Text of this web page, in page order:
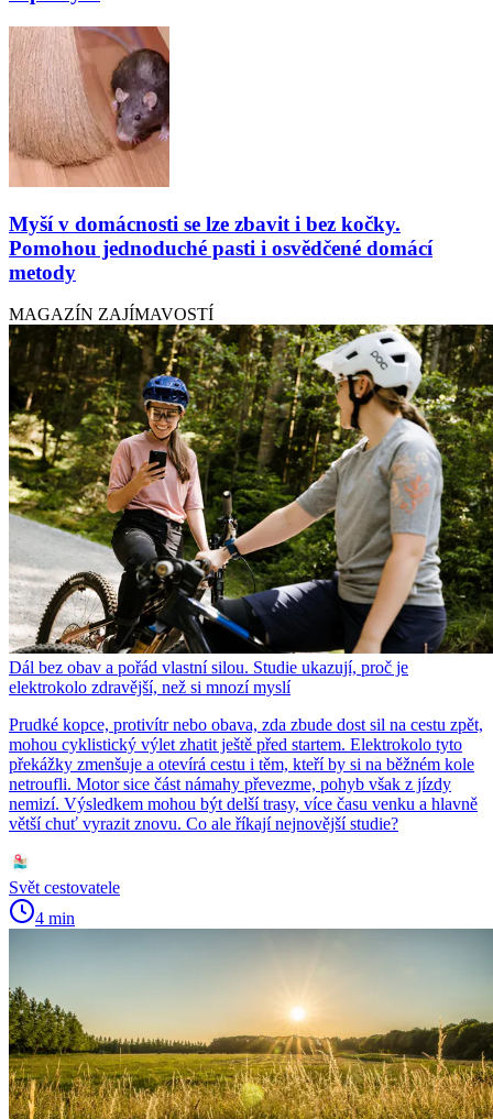
Myší v domácnosti se lze zbavit i bez kočky.
Pomohou jednoduché pasti i osvědčené domácí
metody
MAGAZÍN ZAJÍMAVOSTÍ
Dál bez obav a pořád vlastní silou. Studie ukazují, proč je
elektrokolo zdravější, než si mnozí myslí
Prudké kopce, protivítr nebo obava, zda zbude dost sil na cestu zpět,
mohou cyklistický výlet zhatit ještě před startem. Elektrokolo tyto
překážky zmenšuje a otevírá cestu i těm, kteří by si na běžném kole
netroufli. Motor sice část námahy převezme, pohyb však z jízdy
nemizí. Výsledkem mohou být delší trasy, více času venku a hlavně
větší chuť vyrazit znovu. Co ale říkají nejnovější studie?
Svět cestovatele
4 min